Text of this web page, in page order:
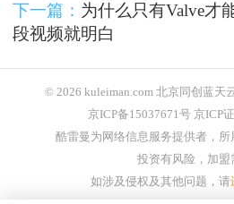
下一篇： 为什么只有Valve才
段视频就明白
© 2026 kuleiman.com 北京同创蓝天
京ICP备15037671号 京ICP
酷雷曼为网络信息服务提供者，所
投资有风险，加盟
如涉及侵权及其他问题，请